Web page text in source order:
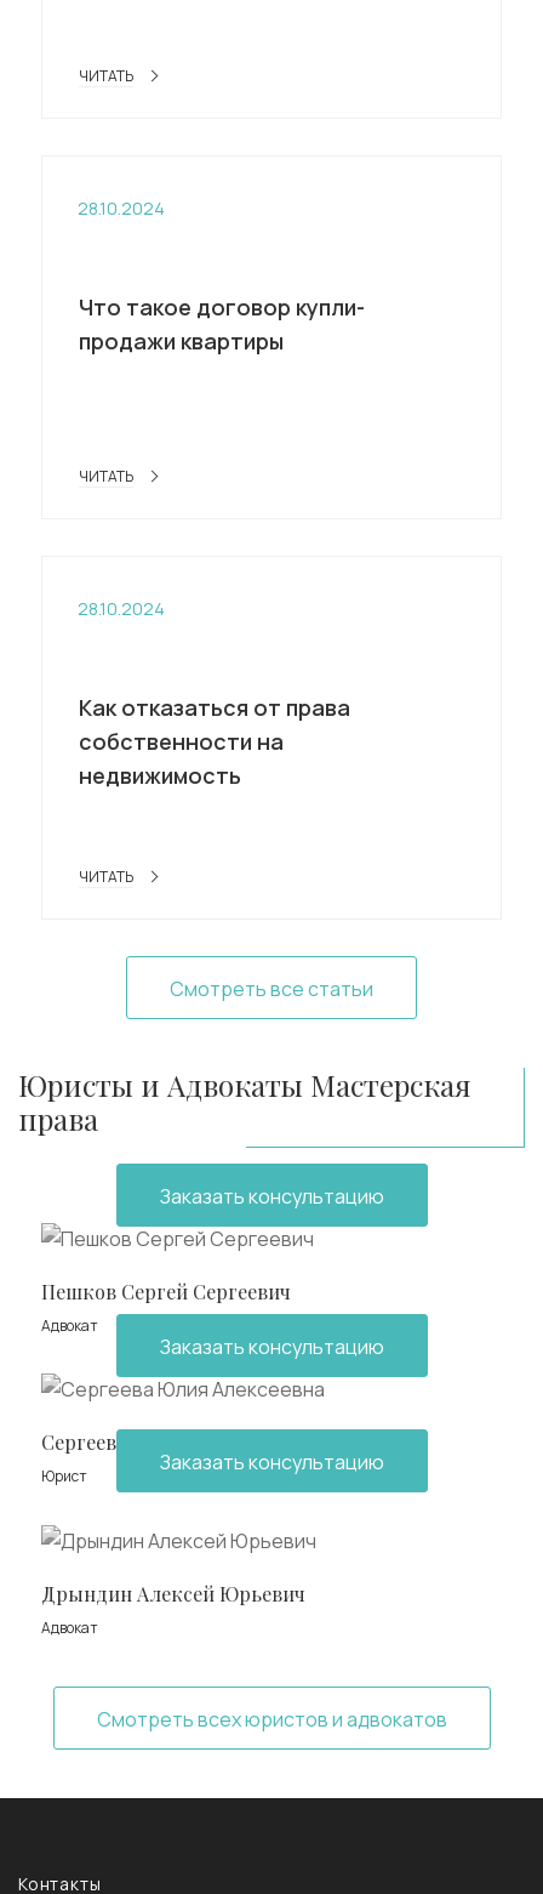
ЧИТАТЬ
28.10.2024
Что такое договор купли-
продажи квартиры
ЧИТАТЬ
28.10.2024
Как отказаться от права
собственности на
недвижимость
ЧИТАТЬ
Смотреть все статьи
Юристы и Адвокаты Мастерская
права
Пешков Сергей Сергеевич
Адвокат
Заказать консультацию
Сергеева Юлия Алексеевна
Юрист
Заказать консультацию
Дрындин Алексей Юрьевич
Адвокат
Заказать консультацию
Смотреть всех юристов и адвокатов
Контакты